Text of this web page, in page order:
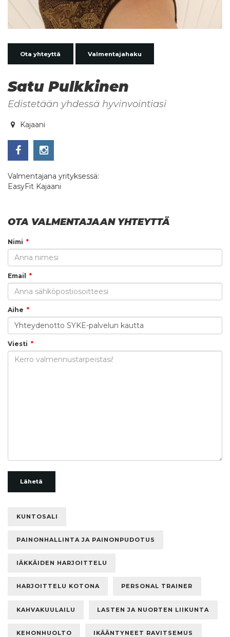
Ota yhteyttä Valmentajahaku
Satu Pulkkinen
Edistetään yhdessä hyvinvointiasi
Kajaani
Valmentajana yrityksessä:
EasyFit Kajaani
OTA VALMENTAJAAN YHTEYTTÄ
Nimi
Email
Aihe
Viesti
Lähetä
KUNTOSALI
PAINONHALLINTA JA PAINONPUDOTUS
IÄKKÄIDEN HARJOITTELU
HARJOITTELU KOTONA PERSONAL TRAINER
KAHVAKUULAILU LASTEN JA NUORTEN LIIKUNTA
KEHONHUOLTO IKÄÄNTYNEET RAVITSEMUS